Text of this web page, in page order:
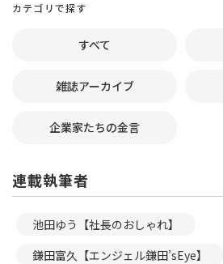
カテゴリで探す
すべて
雑誌アーカイブ
企業家たちの金言
連載執筆者
池田ゆう【社長のおしゃれ】
鎌田富久【エンジェル鎌田’sEye】